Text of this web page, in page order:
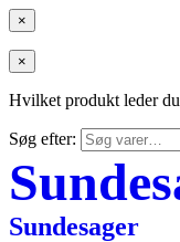
×
×
Hvilket produkt leder
Søg efter:
Sundesager